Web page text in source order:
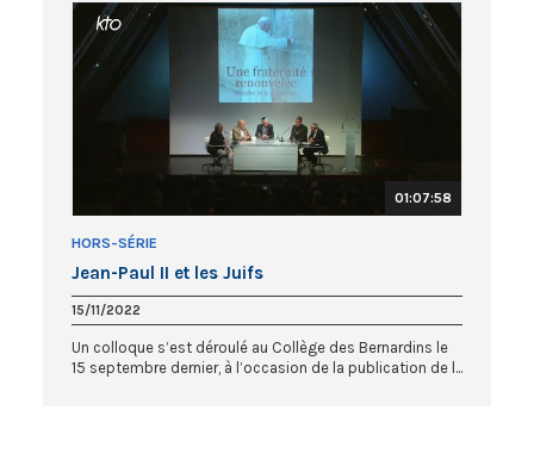
01:07:58
HORS-SÉRIE
Jean-Paul II et les Juifs
15/11/2022
Un colloque s’est déroulé au Collège des Bernardins le
15 septembre dernier, à l’occasion de la publication de l...